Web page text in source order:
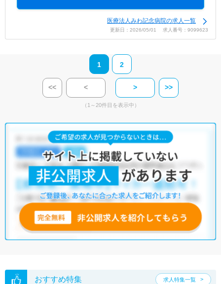
医療法人みわ記念病院の求人一覧
更新日：2026/05/01 求人番号：9099623
1 2
<< < > >>
（1～20件目を表示中）
おすすめ特集 求人特集一覧